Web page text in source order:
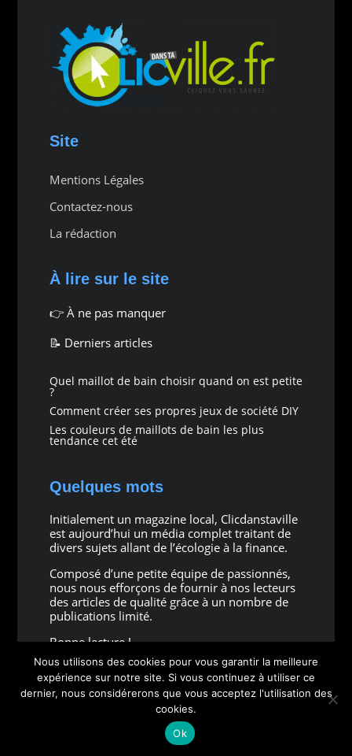
Site
Mentions Légales
Contactez-nous
La rédaction
À lire sur le site
👉 À ne pas manquer
📝 Derniers articles
Quel maillot de bain choisir quand on est petite
?
Comment créer ses propres jeux de société DIY
Les couleurs de maillots de bain les plus
tendance cet été
Quelques mots
Initialement un magazine local, Clicdanstaville
est aujourd’hui un média complet traitant de
divers sujets allant de l’écologie à la finance.
Composé d’une petite équipe de passionnés,
nous nous efforçons de fournir à nos lecteurs
des articles de qualité grâce à un nombre de
publications limité.
Bonne lecture !
Copyright © 2026 all rights reserved
Nous utilisons des cookies pour vous garantir la meilleure
expérience sur notre site. Si vous continuez à utiliser ce
dernier, nous considérerons que vous acceptez l'utilisation des
cookies.
Ok